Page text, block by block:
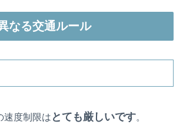
なる交通ルール
速度制限は とても厳しいです。